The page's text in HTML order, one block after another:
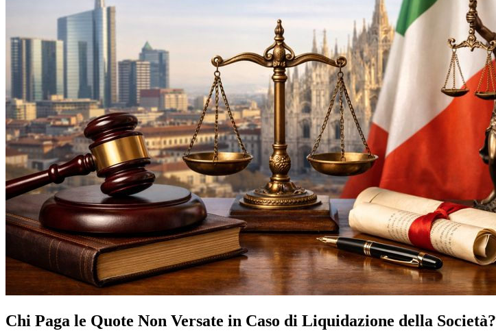
Chi Paga le Quote Non Versate in Caso di Liquidazione della Società?